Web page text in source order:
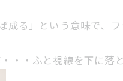
成る」という意味で、
・・ふと視線を下に落